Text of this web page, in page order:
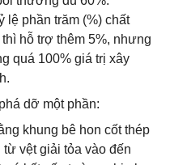
lệ phần trăm (%) chất
hỗ trợ thêm 5%, nhưng
quá 100% giá trị xây
dỡ một phần:
khung bê hon cốt thép
vệt giải tỏa vào đến